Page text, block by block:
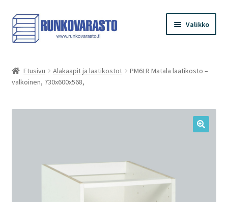
Siirry
navigointiin
Siirry
sisältöön
Valikko
Kauppa
Ostoskori
Oma tilini
Etusivu Alakaapit ja laatikostot
PM6LR Matala laatikosto –
valkoinen, 730x600x568,